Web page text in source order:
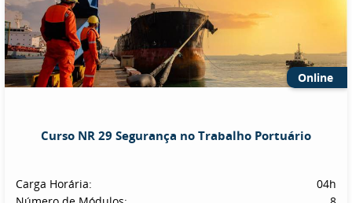
Online
Curso NR 29 Segurança no Trabalho Portuário
Carga Horária:
04h